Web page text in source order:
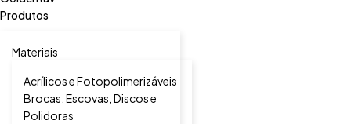
Produtos
Materiais
Acrílicos e Fotopolimerizáveis
Brocas, Escovas, Discos e
Polidoras